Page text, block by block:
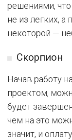
решениями, что
не из легких,
некоторой —
Скорпион
Начав работу
проектом,
будет
чем на это
значит, и